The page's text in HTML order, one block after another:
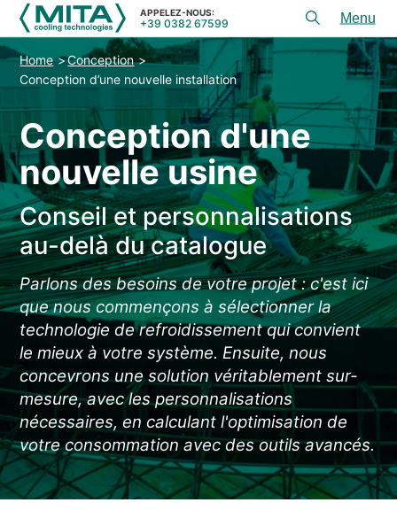
REFERENCES
NOUVELLES ET ÉVÉNEMENTS
QUI SOMMES-NOUS
DÉVELOPPEMENT DURABLE
ARTICLES TECHNIQUES
APPELEZ-NOUS:
+39 0382 67599
menu
PRODUITS
APPLICATIONS
CONSEIL ET SERVICES
SERVICE
RESSOURCES
CONTACTS
APPELEZ-NOUS: +39 0382 67599
Home
Conception
Conception d’une nouvelle installation
Conception d'une
nouvelle usine
Conseil et personnalisations
au-delà du catalogue
Parlons des besoins de votre projet : c'est ici
que nous commençons à sélectionner la
technologie de refroidissement qui convient
le mieux à votre système. Ensuite, nous
concevrons une solution véritablement sur-
mesure, avec les personnalisations
nécessaires, en calculant l'optimisation de
votre consommation avec des outils avancés.